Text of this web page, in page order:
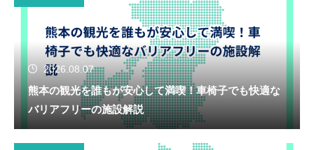
2026.08.07
熊本の観光を誰もが安心して満喫！車椅子でも快適な
バリアフリーの施設解説